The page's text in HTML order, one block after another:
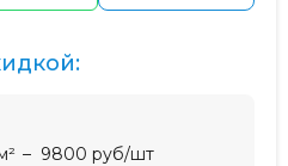
9800 руб/шт